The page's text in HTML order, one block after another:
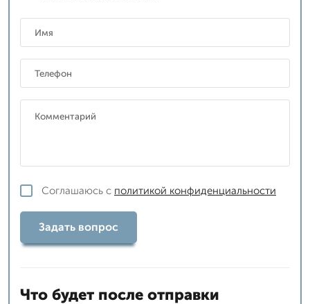
Соглашаюсь с политикой конфиденциальности
Задать вопрос
Что будет после отправки